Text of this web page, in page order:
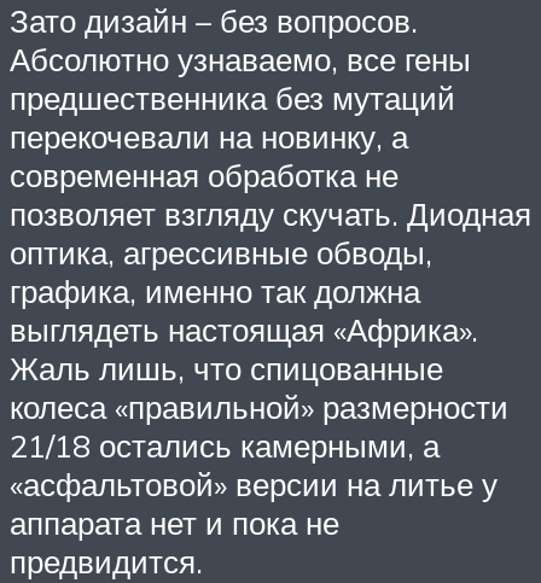
Зато дизайн – без вопросов.
Абсолютно узнаваемо, все гены
предшественника без мутаций
перекочевали на новинку, а
современная обработка не
позволяет взгляду скучать. Диодная
оптика, агрессивные обводы,
графика, именно так должна
выглядеть настоящая «Африка».
Жаль лишь, что спицованные
колеса «правильной» размерности
21/18 остались камерными, а
«асфальтовой» версии на литье у
аппарата нет и пока не
предвидится.